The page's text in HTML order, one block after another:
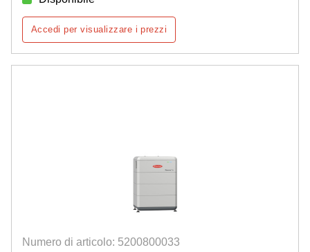
Accedi per visualizzare i prezzi
Numero di articolo: 5200800033